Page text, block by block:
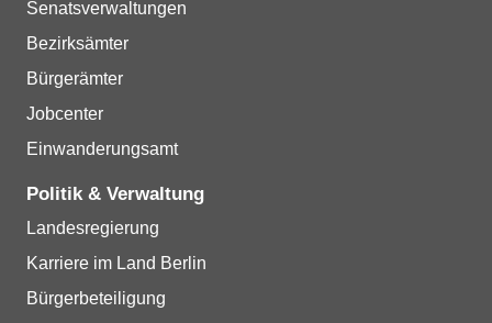
Senatsverwaltungen
Bezirksämter
Bürgerämter
Jobcenter
Einwanderungsamt
Politik & Verwaltung
Landesregierung
Karriere im Land Berlin
Bürgerbeteiligung